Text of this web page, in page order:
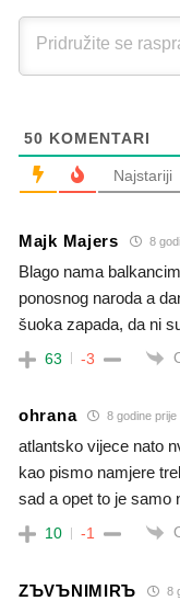
50 KOMENTARI
Najstariji
Majk Majers 8
Blago nama
ponosnog naroda a
šuoka zapada, da ni
63 -3
ohrana 8 godine prije
atlantsko vijece nato
kao pismo namjere
sad a opet to je samo
10 -1
ZЪVЪNIMIRЪ 8